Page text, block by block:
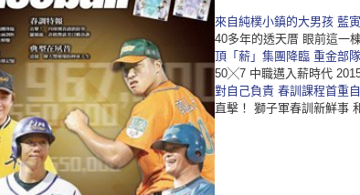
來自純樸小鎮的大男孩 藍
40多年的透天厝 眼前這一
頂「薪」集團降臨 重金部
50╳7 中職邁入薪時代
對自己負責 春訓課程首重
直擊！ 獅子軍春訓新鮮事